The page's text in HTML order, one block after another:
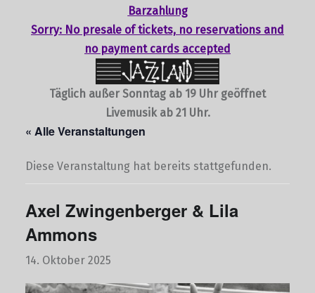
Barzahlung
Sorry: No presale of tickets, no reservations and
no payment cards accepted
Täglich außer Sonntag ab 19 Uhr geöffnet
Livemusik ab 21 Uhr.
« Alle Veranstaltungen
Diese Veranstaltung hat bereits stattgefunden.
Axel Zwingenberger & Lila
Ammons
14. Oktober 2025